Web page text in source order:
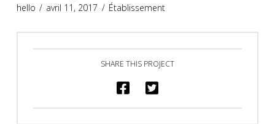
hello avril 11, 2017 Établissement
SHARE THIS PROJECT